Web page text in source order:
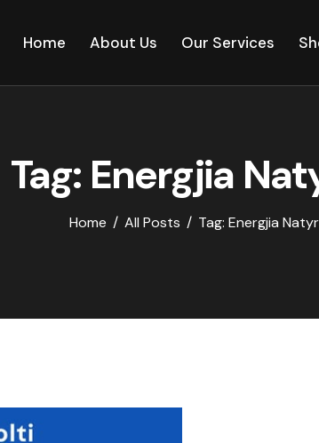
Home About Us Our Services
Tag: Energjia
Home All Posts Tag: Energjia